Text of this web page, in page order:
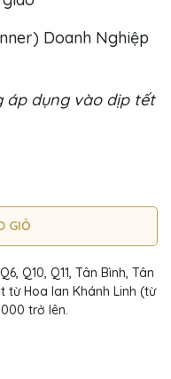
Doanh Nghiệp
áp dụng vào dịp tết
GIỎ
Q10, Q11, Tân Bình, Tân
từ Hoa lan Khánh Linh (từ
trở lên.